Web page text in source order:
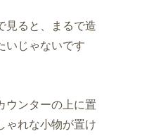
見ると、まるで造
いじゃないです
ウンターの上に置
ゃれな小物が置け